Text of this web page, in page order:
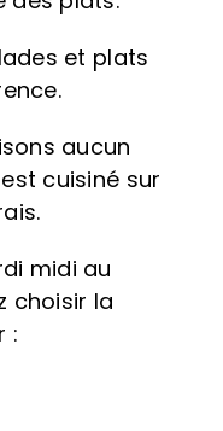
et plats
aucun
cuisiné sur
midi au
choisir la
: